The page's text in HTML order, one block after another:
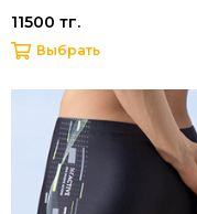
11500 тг.
Выбрать